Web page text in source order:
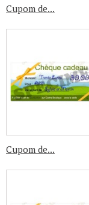
Cupom de...
Cupom de...